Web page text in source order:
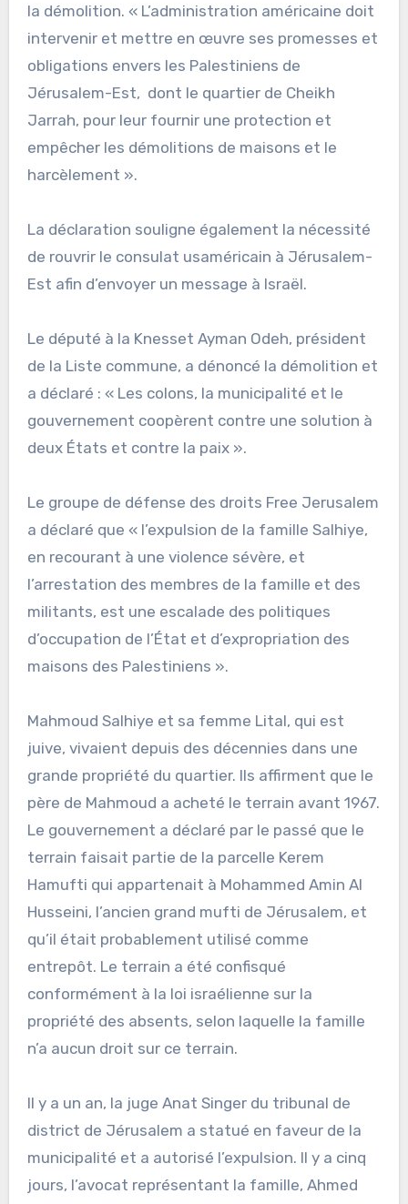
la démolition. « L’administration américaine doit
intervenir et mettre en œuvre ses promesses et
obligations envers les Palestiniens de
Jérusalem-Est, dont le quartier de Cheikh
Jarrah, pour leur fournir une protection et
empêcher les démolitions de maisons et le
harcèlement ».
La déclaration souligne également la nécessité
de rouvrir le consulat usaméricain à Jérusalem-
Est afin d’envoyer un message à Israël.
Le député à la Knesset Ayman Odeh, président
de la Liste commune, a dénoncé la démolition et
a déclaré : « Les colons, la municipalité et le
gouvernement coopèrent contre une solution à
deux États et contre la paix ».
Le groupe de défense des droits Free Jerusalem
a déclaré que « l’expulsion de la famille Salhiye,
en recourant à une violence sévère, et
l’arrestation des membres de la famille et des
militants, est une escalade des politiques
d’occupation de l’État et d’expropriation des
maisons des Palestiniens ».
Mahmoud Salhiye et sa femme Lital, qui est
juive, vivaient depuis des décennies dans une
grande propriété du quartier. Ils affirment que le
père de Mahmoud a acheté le terrain avant 1967.
Le gouvernement a déclaré par le passé que le
terrain faisait partie de la parcelle Kerem
Hamufti qui appartenait à Mohammed Amin Al
Husseini, l’ancien grand mufti de Jérusalem, et
qu’il était probablement utilisé comme
entrepôt. Le terrain a été confisqué
conformément à la loi israélienne sur la
propriété des absents, selon laquelle la famille
n’a aucun droit sur ce terrain.
Il y a un an, la juge Anat Singer du tribunal de
district de Jérusalem a statué en faveur de la
municipalité et a autorisé l’expulsion. Il y a cinq
jours, l’avocat représentant la famille, Ahmed